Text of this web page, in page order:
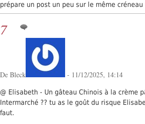
prépare un post un peu sur le même créneau
7
De Bleck - 11/12/2025, 14:14
@ Elisabeth - Un gâteau Chinois à la crème
Intermarché ?? tu as le goût du risque
faut.